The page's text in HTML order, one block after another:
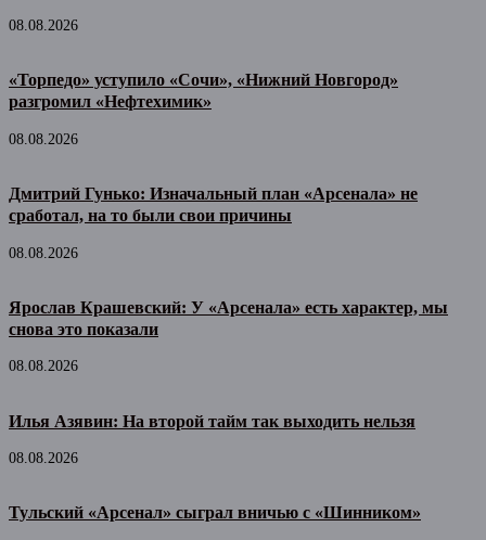
08.08.2026
«Торпедо» уступило «Сочи», «Нижний Новгород»
разгромил «Нефтехимик»
08.08.2026
Дмитрий Гунько: Изначальный план «Арсенала» не
сработал, на то были свои причины
08.08.2026
Ярослав Крашевский: У «Арсенала» есть характер, мы
снова это показали
08.08.2026
Илья Азявин: На второй тайм так выходить нельзя
08.08.2026
Тульский «Арсенал» сыграл вничью с «Шинником»